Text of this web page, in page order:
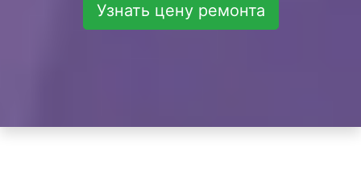
Узнать цену ремонта